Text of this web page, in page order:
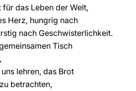
das Leben der Welt,
Herz, hungrig nach
nach Geschwisterlichkeit.
Tisch
lehren, das Brot
betrachten,